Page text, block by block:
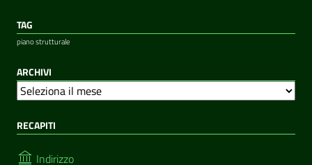
TAG
piano strutturale
ARCHIVI
A
c
RECAPITI
Indirizzo